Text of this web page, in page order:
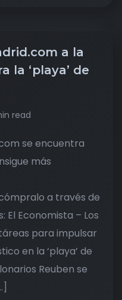
a la
la ‘playa’ de
read
se encuentra
más
a través de
El Economista – Los
para impulsar
en la ‘playa’ de
Reuben se